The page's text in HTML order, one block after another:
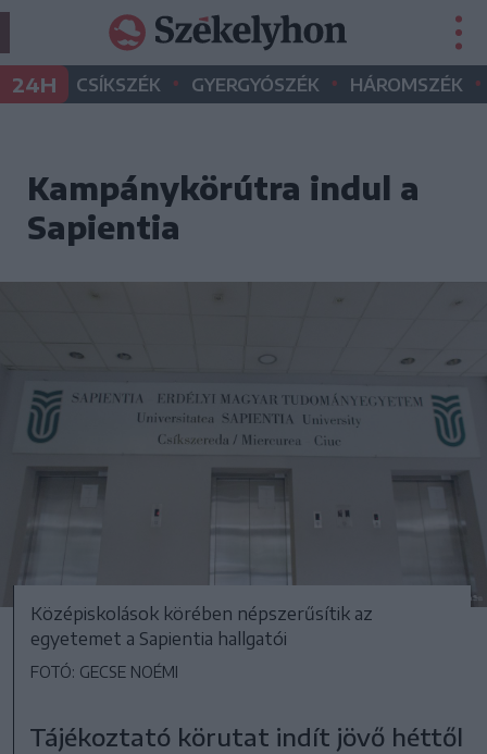
24H CSÍKSZÉK • GYERGYÓSZÉK • HÁROMSZÉK •
Kampánykörútra indul a
Sapientia
Középiskolások körében népszerűsítik az
egyetemet a Sapientia hallgatói
FOTÓ: GECSE NOÉMI
Tájékoztató körutat indít jövő héttől